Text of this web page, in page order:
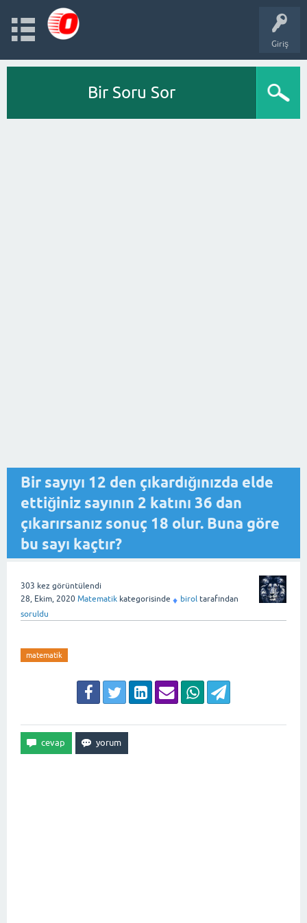
Giriş
Bir Soru Sor
Bir sayıyı 12 den çıkardığınızda elde
ettiğiniz sayının 2 katını 36 dan
çıkarırsanız sonuç 18 olur. Buna göre
bu sayı kaçtır?
303 kez görüntülendi
28, Ekim, 2020 Matematik kategorisinde ♦ birol tarafından
soruldu
matematik